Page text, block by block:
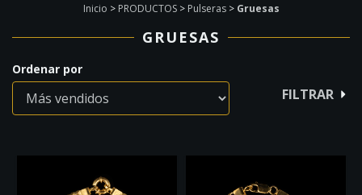
Inicio > PRODUCTOS > Pulseras > Gruesas
GRUESAS
Ordenar por
FILTRAR